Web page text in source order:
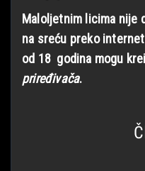
Maloljetnim licima nije
na sreću preko
od 18 godina mogu
priređivača.